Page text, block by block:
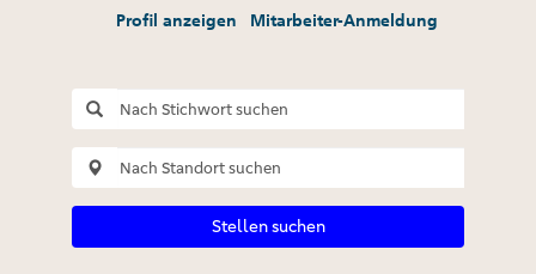
Profil anzeigen Mitarbeiter-Anmeldung
Stellen suchen